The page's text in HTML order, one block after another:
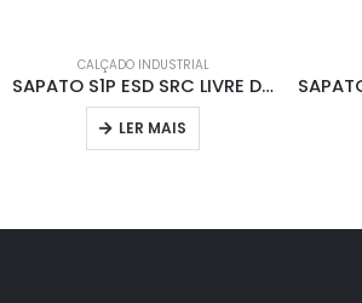
CALÇADO INDUSTRIAL
SAPATO S1P ESD SRC LIVRE DE M 707007L
LER MAIS